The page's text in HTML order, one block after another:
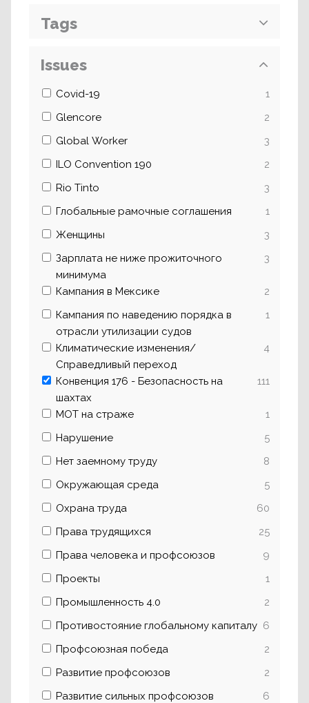
Tags
Issues
Covid-19
1
Glencore
2
Global Worker
3
ILO Convention 190
2
Rio Tinto
3
Глобальные рамочные соглашения
1
Женщины
3
Зарплата не ниже прожиточного
минимума
3
Кампания в Мексике
2
Кампания по наведению порядка в
отрасли утилизации судов
1
Климатические изменения/
Справедливый переход
4
Конвенция 176 - Безопасность на
шахтах
111
МОТ на страже
1
Нарушение
5
Нет заемному труду
8
Окружающая среда
5
Охрана труда
60
Права трудящихся
25
Права человека и профсоюзов
9
Проекты
1
Промышленность 4.0
2
Противостояние глобальному капиталу 6
Профсоюзная победа
2
Развитие профсоюзов
2
Развитие сильных профсоюзов
6